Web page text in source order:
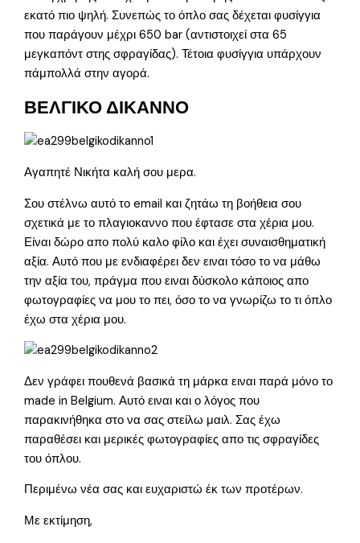
εκατό πιο ψηλή. Συνεπώς το όπλο σας δέχεται φυσίγγια
που παράγουν μέχρι 650 bar (αντιστοιχεί στα 65
μεγκαπόντ στης σφραγίδας). Τέτοια φυσίγγια υπάρχουν
πάμπολλά στην αγορά.
ΒΕΛΓΙΚΟ ΔΙΚΑΝΝΟ
Αγαπητέ Νικήτα καλή σου μερα.
Σου στέλνω αυτό το email και ζητάω τη βοήθεια σου
σχετικά με το πλαγιοκαννο που έφτασε στα χέρια μου.
Είναι δώρο απο πολύ καλο φίλο και έχει συναισθηματική
αξία. Αυτό που με ενδιαφέρει δεν ειναι τόσο το να μάθω
την αξία του, πράγμα που ειναι δύσκολο κάποιος απο
φωτογραφίες να μου το πει, όσο το να γνωρίζω το τι όπλο
έχω στα χέρια μου.
Δεν γράφει πουθενά βασικά τη μάρκα ειναι παρά μόνο το
made in Belgium. Αυτό ειναι και ο λόγος που
παρακινήθηκα στο να σας στείλω μαιλ. Σας έχω
παραθέσει και μερικές φωτογραφίες απο τις σφραγίδες
του όπλου.
Περιμένω νέα σας και ευχαριστώ έκ των προτέρων.
Με εκτίμηση,